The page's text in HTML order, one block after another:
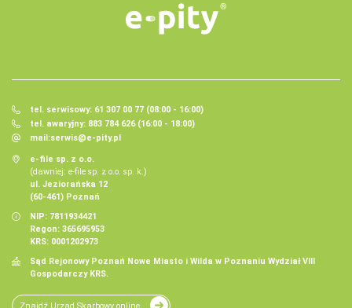
tel. serwisowy: 61 307 00 77 (08:00 - 16:00)
tel. awaryjny: 883 784 626 (16:00 - 18:00)
mail:serwis@e-pity.pl
e-file sp. z o.o.
(dawniej: e-file sp. z o.o. sp. k.)
ul. Jeziorańska 12
(60-461) Poznań
NIP: 7811934421
Regon: 365695953
KRS: 0001202973
Sąd Rejonowy Poznań Nowe Miasto i Wilda w Poznaniu Wydział VIII
Gospodarczy KRS.
Znajdź Urząd Skarbowy online